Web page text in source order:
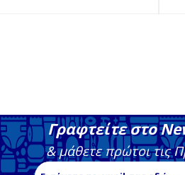
Γραφτείτε στο
& μάθετε πρώτοι τις